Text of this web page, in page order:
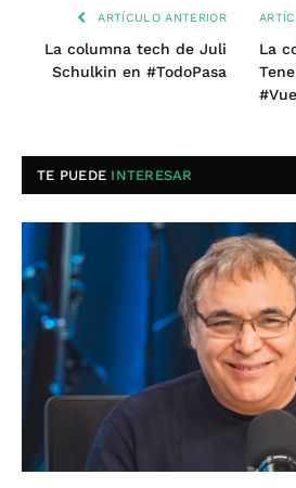
ARTÍCULO ANTERIOR
La columna tech de Juli
Schulkin en #TodoPasa
La
TE PUEDE INTERESAR